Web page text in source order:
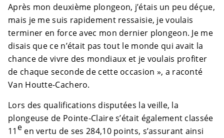
Après mon deuxième plongeon, j’étais un peu déçue,
mais je me suis rapidement ressaisie, je voulais
terminer en force avec mon dernier plongeon. Je me
disais que ce n’était pas tout le monde qui avait la
chance de vivre des mondiaux et je voulais profiter
de chaque seconde de cette occasion », a raconté
Van Houtte-Cachero.
Lors des qualifications disputées la veille, la
plongeuse de Pointe-Claire s’était également classée
11 een vertu de ses 284,10 points, s’assurant ainsi